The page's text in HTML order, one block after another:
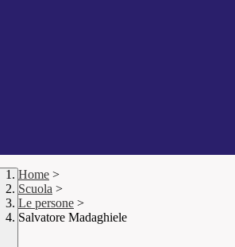
Home >
Scuola >
Le persone >
Salvatore Madaghiele